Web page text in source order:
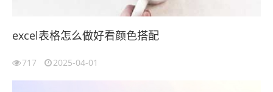
excel表格怎么做好看颜色搭配
717 2025-04-01